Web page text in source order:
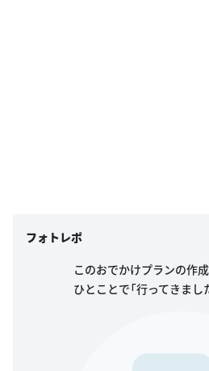
フォトレポ
このおでかけプランの作
ひとことで「行ってきまし